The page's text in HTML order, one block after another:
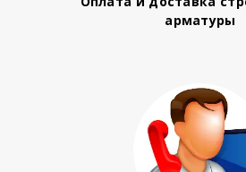
арматуры